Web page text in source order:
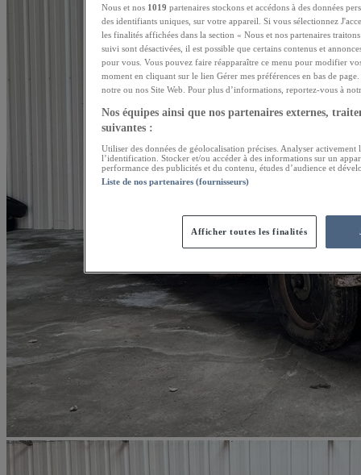
Nous et nos 1019 partenaires stockons et accédons à des données
des identifiants uniques, sur votre appareil. Si vous sélectionnez
les finalités affichées dans la section « Nous et nos partenaires
suivi sont désactivées, il est possible que certains contenus et
pour vous. Vous pouvez faire réapparaître ce menu pour modifier
moment en cliquant sur le lien Gérer mes préférences en bas de
notre ou nos Site Web. Pour plus d’informations, reportez-vous à
Nos équipes ainsi que nos partenaires externes,
suivantes :
Utiliser des données de géolocalisation précises. Analyser activement
l’identification. Stocker et/ou accéder à des informations sur un
performance des publicités et du contenu, études d’audience et
Liste de nos partenaires (fournisseurs)
Afficher toutes les finalités